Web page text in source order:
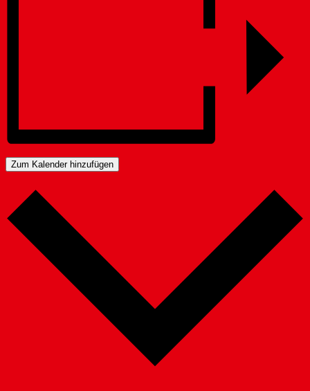
Zum Kalender hinzufügen